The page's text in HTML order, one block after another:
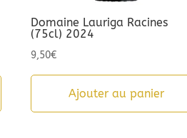
Domaine Lauriga Racines
(75cl) 2024
9,50€
Ajouter au panier